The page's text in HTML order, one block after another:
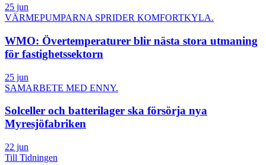
25 jun
VÄRMEPUMPARNA SPRIDER KOMFORTKYLA.
WMO: Övertemperaturer blir nästa stora utmaning
för fastighetssektorn
25 jun
SAMARBETE MED ENNY.
Solceller och batterilager ska försörja nya
Myresjöfabriken
22 jun
Till Tidningen